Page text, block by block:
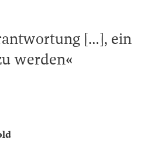
[…], ein
werden